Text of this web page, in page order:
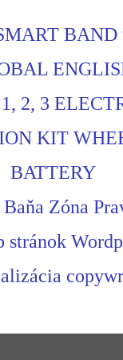
BAND
2, 3
KIT
BATTERY
Zóna
stránok